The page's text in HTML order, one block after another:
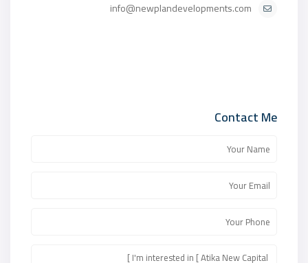
info@newplandevelopments.com
Contact Me